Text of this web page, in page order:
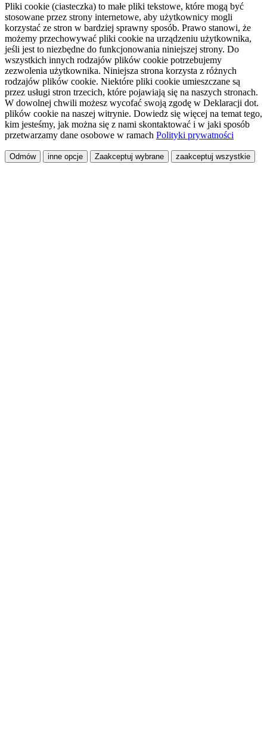
Pliki cookie (ciasteczka) to małe pliki tekstowe, które mogą być
stosowane przez strony internetowe, aby użytkownicy mogli
korzystać ze stron w bardziej sprawny sposób. Prawo stanowi, że
możemy przechowywać pliki cookie na urządzeniu użytkownika,
jeśli jest to niezbędne do funkcjonowania niniejszej strony. Do
wszystkich innych rodzajów plików cookie potrzebujemy
zezwolenia użytkownika. Niniejsza strona korzysta z różnych
rodzajów plików cookie. Niektóre pliki cookie umieszczane są
przez usługi stron trzecich, które pojawiają się na naszych stronach.
W dowolnej chwili możesz wycofać swoją zgodę w Deklaracji dot.
plików cookie na naszej witrynie. Dowiedz się więcej na temat tego,
kim jesteśmy, jak można się z nami skontaktować i w jaki sposób
przetwarzamy dane osobowe w ramach Polityki prywatności
Odmów inne opcje Zaakceptuj wybrane zaakceptuj wszystkie